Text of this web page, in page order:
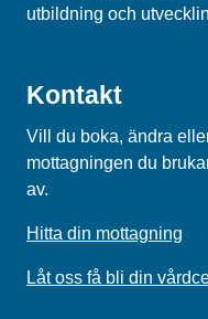
utbildning och
Kontakt
Vill du boka, ändra
mottagningen du
av.
Hitta din mottagning
Låt oss få bli din